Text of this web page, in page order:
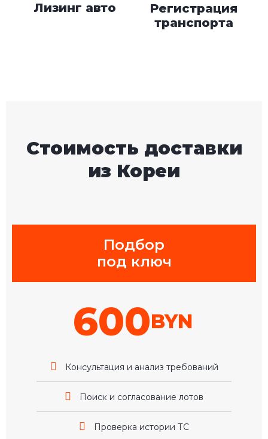
Лизинг авто
Регистрация
транспорта
Стоимость доставки
из Кореи
Подбор
под ключ
600BYN
Консультация и анализ требований
Поиск и согласование лотов
Проверка истории ТС